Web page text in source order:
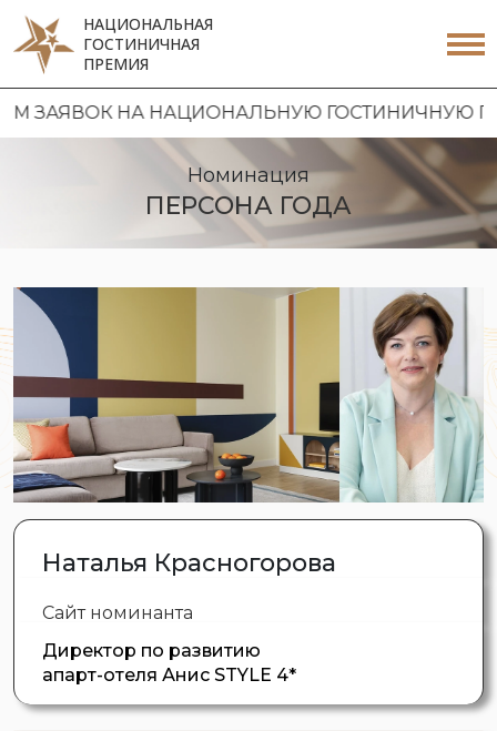
НАЦИОНАЛЬНАЯ
ГОСТИНИЧНАЯ
ПРЕМИЯ
НА НАЦИОНАЛЬНУЮ ГОСТИНИЧНУЮ
Номинация
ПЕРСОНА ГОДА
Наталья Красногорова
Сайт номинанта
Директор по развитию
апарт-отеля Анис STYLE 4*